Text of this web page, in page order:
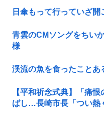
日傘もって行っていざ
青雲のCMソングをちい
様
渓流の魚を食ったことあ
【平和祈念式典】「痛
ばし…長崎市長「つい熱